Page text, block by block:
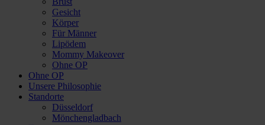
Gesicht
Körper
Für Männer
Lipödem
Mommy Makeover
Ohne OP
Ohne OP
Unsere Philosophie
Standorte
Düsseldorf
Mönchengladbach